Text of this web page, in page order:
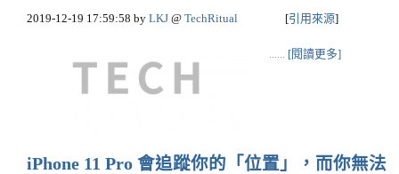
2019-12-19 17:59:58 by LKJ @ TechRitual [引用來源]
...... [閱讀更多]
iPhone 11 Pro 會追蹤你的「位置」，而你無法